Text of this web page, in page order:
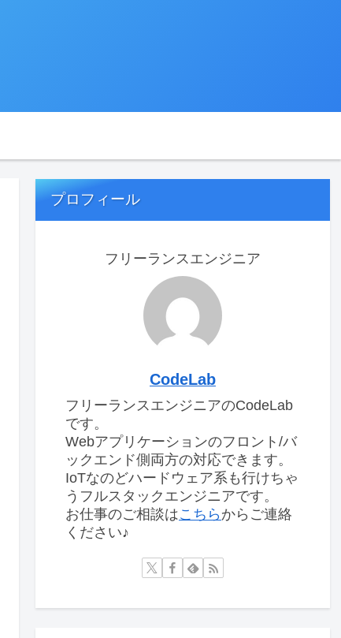
プロフィール
フリーランスエンジニア
CodeLab
フリーランスエンジニアのCodeLab
です。
Webアプリケーションのフロント/バ
ックエンド側両方の対応できます。
IoTなのどハードウェア系も行けちゃ
うフルスタックエンジニアです。
お仕事のご相談はこちら からご連絡
ください♪